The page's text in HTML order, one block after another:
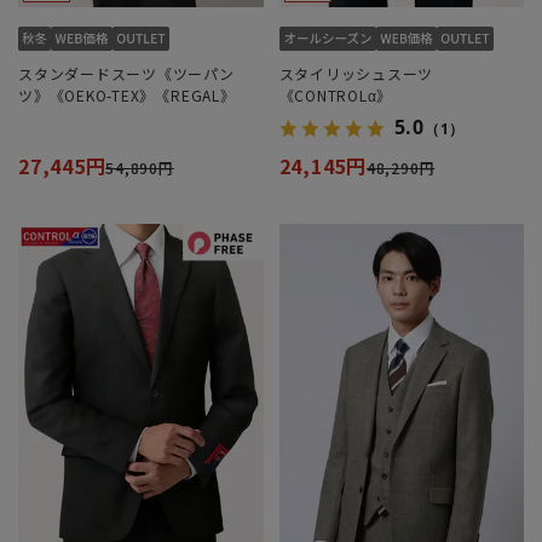
スタンダードスーツ《ツーパン
ツ》《OEKO-TEX》《REGAL》
27,445円54,890円
スタイリッシュスーツ
《CONTROLα》
5.0 （1）
24,145円48,290円